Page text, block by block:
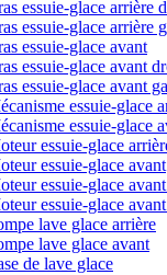
essuie-glace arrière
essuie-glace arrière
essuie-glace avant
essuie-glace avant
essuie-glace avant
essuie-glace
essuie-glace
essuie-glace
essuie-glace avant
essuie-glace
essuie-glace
lave glace arrière
lave glace avant
de lave glace